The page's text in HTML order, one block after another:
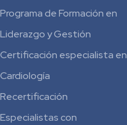
Programa de Formación en
Liderazgo y Gestión
Certificación especialista en
Cardiología
Recertificación
Especialistas con